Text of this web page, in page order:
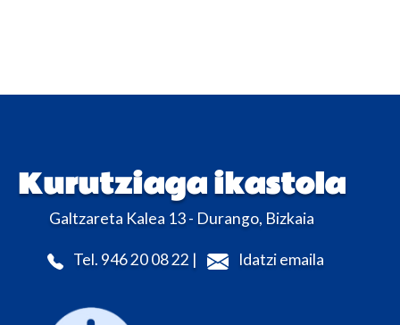
Kurutziaga ikastola
Galtzareta Kalea 13 - Durango, Bizkaia
Tel. 946 20 08 22 | Idatzi emaila